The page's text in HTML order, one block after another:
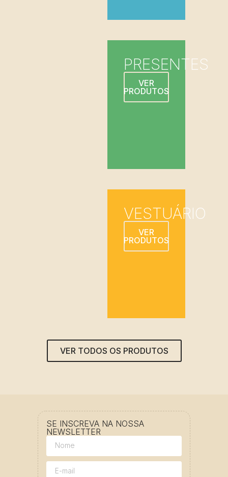
PRESENTES
VER
PRODUTOS
VESTUÁRIO
VER
PRODUTOS
VER TODOS OS PRODUTOS
SE INSCREVA NA NOSSA
NEWSLETTER